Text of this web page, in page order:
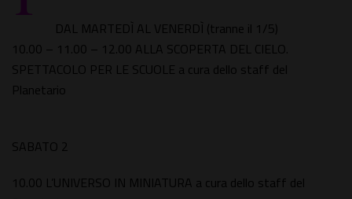
DAL MARTEDÌ AL VENERDÌ (tranne il 1/5)
10.00 – 11.00 – 12.00 ALLA SCOPERTA DEL CIELO.
SPETTACOLO PER LE SCUOLE a cura dello staff del
Planetario
SABATO 2
10.00 L’UNIVERSO IN MINIATURA a cura dello staff del